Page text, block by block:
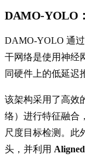
DAMO-YOLO
DAMO-YOLO 通
干网络是使用神经
同硬件上的低延迟
该架构采用了高效
络）进行特征融合
尺度目标检测。此
头，并利用